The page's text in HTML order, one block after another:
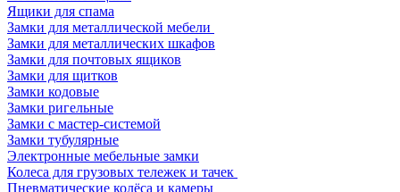
Ящики для спама
Замки для металлической мебели
Замки для металлических шкафов
Замки для почтовых ящиков
Замки для щитков
Замки кодовые
Замки ригельные
Замки с мастер-системой
Замки тубулярные
Электронные мебельные замки
Колеса для грузовых тележек и тачек
Пневматические колёса и камеры